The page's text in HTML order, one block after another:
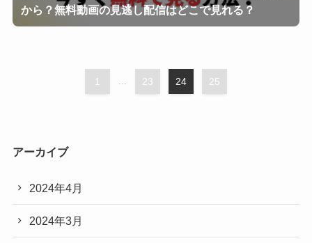
から？無料動画の見逃し配信はどこで見れる？
1 ... 23 24 25
アーカイブ
2024年4月
2024年3月